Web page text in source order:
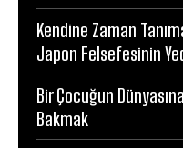
Kendine Zaman
Japon Felsefesinin
Bir Çocuğun
Bakmak